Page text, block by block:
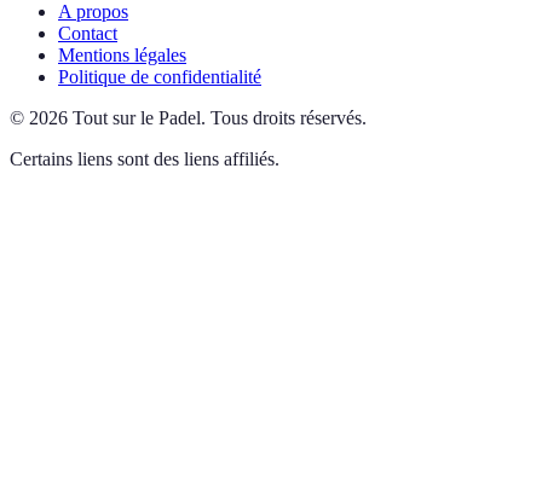
A propos
Contact
Mentions légales
Politique de confidentialité
© 2026 Tout sur le Padel. Tous droits réservés.
Certains liens sont des liens affiliés.